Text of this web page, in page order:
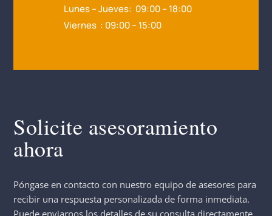
Lunes – Jueves: 09:00 – 18:00
Viernes : 09:00 – 15:00
Solicite asesoramiento
ahora
Póngase en contacto con nuestro equipo de asesores para
recibir una respuesta personalizada de forma inmediata.
Puede enviarnos los detalles de su consulta directamente